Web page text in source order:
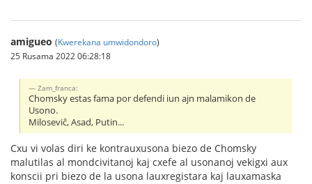
amigueo (Kwerekana umwidondoro)
25 Rusama 2022 06:28:18
Zam_franca:
Chomsky estas fama por defendi iun ajn malamikon de
Usono.
Miloseviĉ, Asad, Putin...
Cxu vi volas diri ke kontrauxusona biezo de Chomsky
malutilas al mondcivitanoj kaj cxefe al usonanoj vekigxi aux
konscii pri biezo de la usona lauxregistara kaj lauxamaska